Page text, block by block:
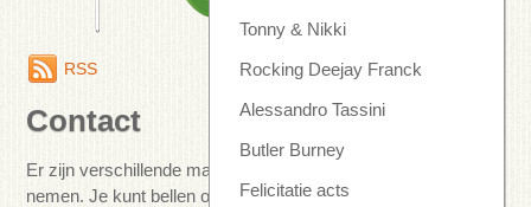
RSS
Tonny & Nikki
Rocking Deejay Franck
Alessandro Tassini
Butler Burney
Felicitatie acts
Contact
Er zijn verschillende manieren om contact met ons op te
nemen. Je kunt bellen op: